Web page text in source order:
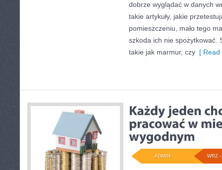
dobrze wyglądać w danych
takie artykuły, jakie
pomieszczeniu, mało tego
szkoda ich nie spożytkować.
takie jak marmur, czy [ Read
WRZ
ADMIN